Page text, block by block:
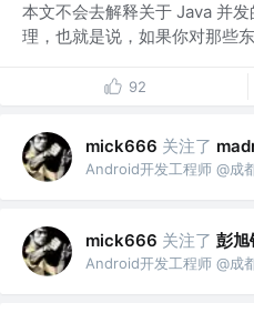
本文不会去解释关于 Java 并
理，也就是说，如果你对那些
92
mick666 关注了
Android开发工程师 @成
mick666 关注了 彭旭
Android开发工程师 @成